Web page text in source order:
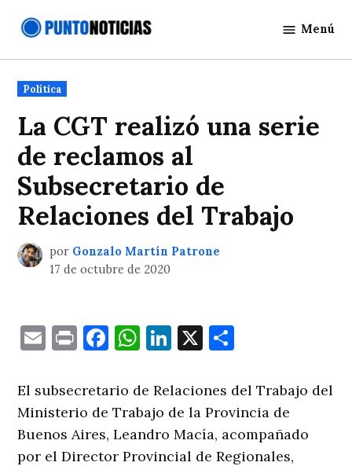
Noticias
Menú
Publicado
en
Política
La CGT realizó una serie
de reclamos al
Subsecretario de
Relaciones del Trabajo
por Gonzalo Martín Patrone
17 de octubre de 2020
EmailPrintFacebook
WhatsApp
LinkedIn
X
El subsecretario de Relaciones del Trabajo del
Ministerio de Trabajo de la Provincia de
Buenos Aires, Leandro Macía, acompañado
por el Director Provincial de Regionales,